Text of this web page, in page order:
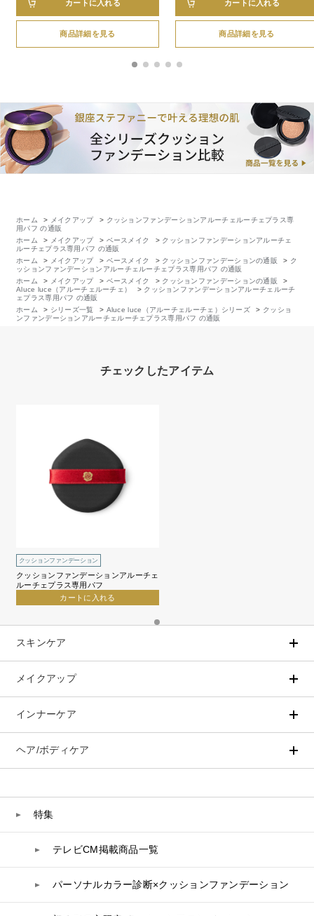
カートに入れる
商品詳細を見る
カートに入れる
商品詳細を見る
ホーム > メイクアップ > クッションファンデーションアルーチェルーチェプラス専
用パフ の通販
ホーム
> メイクアップ > ベースメイク > クッションファンデーションアルーチェ
ルーチェプラス専用パフ の通販
ホーム
> メイクアップ > ベースメイク > クッションファンデーションの通販 > ク
ッションファンデーションアルーチェルーチェプラス専用パフ の通販
ホーム
> メイクアップ > ベースメイク > クッションファンデーションの通販
>
Aluce luce（アルーチェルーチェ）
> クッションファンデーションアルーチェルーチ
ェプラス専用パフ の通販
ホーム
> シリーズ一覧 > Aluce luce（アルーチェルーチェ）シリーズ > クッショ
ンファンデーションアルーチェルーチェプラス専用パフ の通販
チェックしたアイテム
クッションファンデーション
クッションファンデーションアルーチェ
ルーチェプラス専用パフ
カートに入れる
スキンケア
アイテムから探す
化粧水
美容液
オールインワン
リップケア
トラベルセット
スペシャルケア
CLÉSCIENCE Beauté
STEFANY AGING
BIVABOO（ビバブー）
メイクアップ
ベースメイク
UVケア
インナーケア
成分別で探す
乳酸菌
コラーゲン
高麗人参
コエンザイム
ヘルスサポート
ヘア/ボディケア
スカルプケア
シャンプー
トリートメント
ボディソープ
特集
テレビCM掲載商品一覧
パーソナルカラー診断×クッションファンデーション